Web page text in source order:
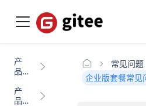
产
品
绍
产
品
常见问题
企业版套餐常见